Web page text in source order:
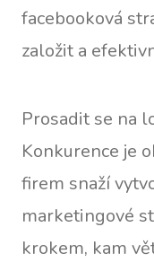
facebooková
založit a
Prosadit se na
Konkurence je
firem snaží
marketingové
krokem, kam